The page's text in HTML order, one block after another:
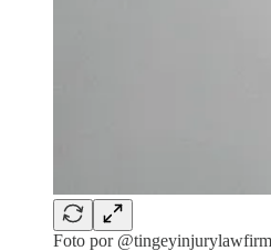
Foto por